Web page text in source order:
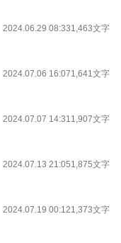
2024.06.29 08:331,463文字
2024.07.06 16:071,641文字
2024.07.07 14:31 1,907文字
2024.07.13 21:051,875文字
2024.07.19 00:121,373文字